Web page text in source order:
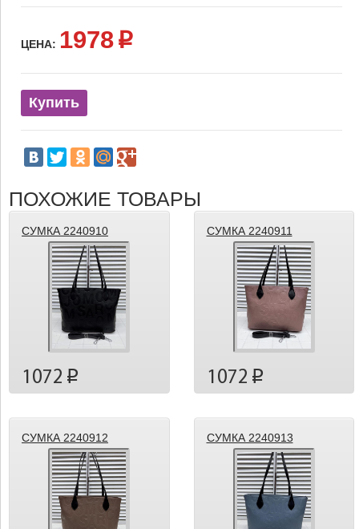
ЦЕНА: 1978 p
Купить
ПОХОЖИЕ ТОВАРЫ
СУМКА 2240910
1072 p
СУМКА 2240911
1072 p
СУМКА 2240912 СУМКА 2240913